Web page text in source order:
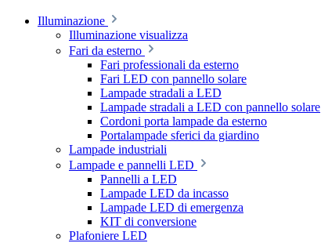
Illuminazione
Illuminazione visualizza
Fari da esterno
Fari professionali da esterno
Fari LED con pannello solare
Lampade stradali a LED
Lampade stradali a LED con pannello solare
Cordoni porta lampade da esterno
Portalampade sferici da giardino
Lampade industriali
Lampade e pannelli LED
Pannelli a LED
Lampade LED da incasso
Lampade LED di emergenza
KIT di conversione
Plafoniere LED